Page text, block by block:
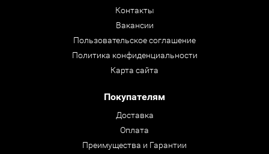
Контакты
Вакансии
Пользовательское соглашение
Политика конфиденциальности
Карта сайта
Покупателям
Доставка
Оплата
Преимущества и Гарантии